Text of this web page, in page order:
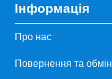
Інформація
Про нас
Повернення та обмін